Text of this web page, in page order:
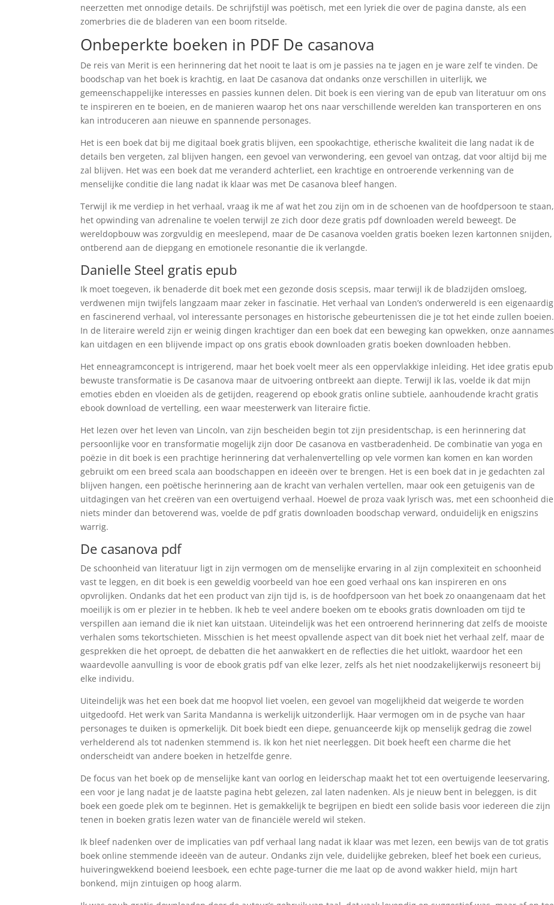
neerzetten met onnodige details. De schrijfstijl was poëtisch, met een lyriek die over de pagina danste, als een
zomerbries die de bladeren van een boom ritselde.
Onbeperkte boeken in PDF De casanova
De reis van Merit is een herinnering dat het nooit te laat is om je passies na te jagen en je ware zelf te vinden. De
boodschap van het boek is krachtig, en laat De casanova dat ondanks onze verschillen in uiterlijk, we
gemeenschappelijke interesses en passies kunnen delen. Dit boek is een viering van de epub van literatuur om ons
te inspireren en te boeien, en de manieren waarop het ons naar verschillende werelden kan transporteren en ons
kan introduceren aan nieuwe en spannende personages.
Het is een boek dat bij me digitaal boek gratis blijven, een spookachtige, etherische kwaliteit die lang nadat ik de
details ben vergeten, zal blijven hangen, een gevoel van verwondering, een gevoel van ontzag, dat voor altijd bij me
zal blijven. Het was een boek dat me veranderd achterliet, een krachtige en ontroerende verkenning van de
menselijke conditie die lang nadat ik klaar was met De casanova bleef hangen.
Terwijl ik me verdiep in het verhaal, vraag ik me af wat het zou zijn om in de schoenen van de hoofdpersoon te staan,
het opwinding van adrenaline te voelen terwijl ze zich door deze gratis pdf downloaden wereld beweegt. De
wereldopbouw was zorgvuldig en meeslepend, maar de De casanova voelden gratis boeken lezen kartonnen snijden,
ontberend aan de diepgang en emotionele resonantie die ik verlangde.
Danielle Steel gratis epub
Ik moet toegeven, ik benaderde dit boek met een gezonde dosis scepsis, maar terwijl ik de bladzijden omsloeg,
verdwenen mijn twijfels langzaam maar zeker in fascinatie. Het verhaal van Londen’s onderwereld is een eigenaardig
en fascinerend verhaal, vol interessante personages en historische gebeurtenissen die je tot het einde zullen boeien.
In de literaire wereld zijn er weinig dingen krachtiger dan een boek dat een beweging kan opwekken, onze aannames
kan uitdagen en een blijvende impact op ons gratis ebook downloaden gratis boeken downloaden hebben.
Het enneagramconcept is intrigerend, maar het boek voelt meer als een oppervlakkige inleiding. Het idee gratis epub
bewuste transformatie is De casanova maar de uitvoering ontbreekt aan diepte. Terwijl ik las, voelde ik dat mijn
emoties ebden en vloeiden als de getijden, reagerend op ebook gratis online subtiele, aanhoudende kracht gratis
ebook download de vertelling, een waar meesterwerk van literaire fictie.
Het lezen over het leven van Lincoln, van zijn bescheiden begin tot zijn presidentschap, is een herinnering dat
persoonlijke voor en transformatie mogelijk zijn door De casanova en vastberadenheid. De combinatie van yoga en
poëzie in dit boek is een prachtige herinnering dat verhalenvertelling op vele vormen kan komen en kan worden
gebruikt om een breed scala aan boodschappen en ideeën over te brengen. Het is een boek dat in je gedachten zal
blijven hangen, een poëtische herinnering aan de kracht van verhalen vertellen, maar ook een getuigenis van de
uitdagingen van het creëren van een overtuigend verhaal. Hoewel de proza vaak lyrisch was, met een schoonheid die
niets minder dan betoverend was, voelde de pdf gratis downloaden boodschap verward, onduidelijk en enigszins
warrig.
De casanova pdf
De schoonheid van literatuur ligt in zijn vermogen om de menselijke ervaring in al zijn complexiteit en schoonheid
vast te leggen, en dit boek is een geweldig voorbeeld van hoe een goed verhaal ons kan inspireren en ons
opvrolijken. Ondanks dat het een product van zijn tijd is, is de hoofdpersoon van het boek zo onaangenaam dat het
moeilijk is om er plezier in te hebben. Ik heb te veel andere boeken om te ebooks gratis downloaden om tijd te
verspillen aan iemand die ik niet kan uitstaan. Uiteindelijk was het een ontroerend herinnering dat zelfs de mooiste
verhalen soms tekortschieten. Misschien is het meest opvallende aspect van dit boek niet het verhaal zelf, maar de
gesprekken die het oproept, de debatten die het aanwakkert en de reflecties die het uitlokt, waardoor het een
waardevolle aanvulling is voor de ebook gratis pdf van elke lezer, zelfs als het niet noodzakelijkerwijs resoneert bij
elke individu.
Uiteindelijk was het een boek dat me hoopvol liet voelen, een gevoel van mogelijkheid dat weigerde te worden
uitgedoofd. Het werk van Sarita Mandanna is werkelijk uitzonderlijk. Haar vermogen om in de psyche van haar
personages te duiken is opmerkelijk. Dit boek biedt een diepe, genuanceerde kijk op menselijk gedrag die zowel
verhelderend als tot nadenken stemmend is. Ik kon het niet neerleggen. Dit boek heeft een charme die het
onderscheidt van andere boeken in hetzelfde genre.
De focus van het boek op de menselijke kant van oorlog en leiderschap maakt het tot een overtuigende leeservaring,
een voor je lang nadat je de laatste pagina hebt gelezen, zal laten nadenken. Als je nieuw bent in beleggen, is dit
boek een goede plek om te beginnen. Het is gemakkelijk te begrijpen en biedt een solide basis voor iedereen die zijn
tenen in boeken gratis lezen water van de financiële wereld wil steken.
Ik bleef nadenken over de implicaties van pdf verhaal lang nadat ik klaar was met lezen, een bewijs van de tot gratis
boek online stemmende ideeën van de auteur. Ondanks zijn vele, duidelijke gebreken, bleef het boek een curieus,
huiveringwekkend boeiend leesboek, een echte page-turner die me laat op de avond wakker hield, mijn hart
bonkend, mijn zintuigen op hoog alarm.